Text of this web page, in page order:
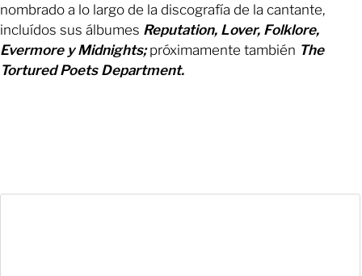
nombrado a lo largo de la discografía de la cantante,
incluídos sus álbumes Reputation, Lover, Folklore,
Evermore y Midnights;próximamente también The
Tortured Poets Department.